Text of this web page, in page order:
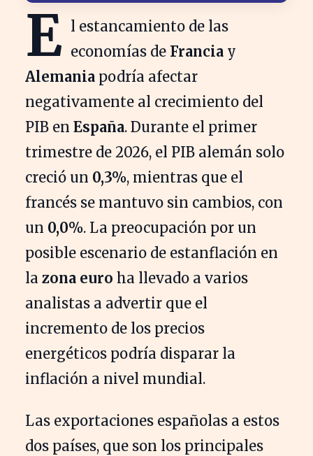
E l estancamiento de las
economías de Francia y
Alemania podría afectar
negativamente al crecimiento del
PIB en España. Durante el primer
trimestre de 2026, el PIB alemán solo
creció un 0,3%, mientras que el
francés se mantuvo sin cambios, con
un 0,0%. La preocupación por un
posible escenario de estanflación en
la zona euro ha llevado a varios
analistas a advertir que el
incremento de los precios
energéticos podría disparar la
inflación a nivel mundial.
Las exportaciones españolas a estos
dos países, que son los principales